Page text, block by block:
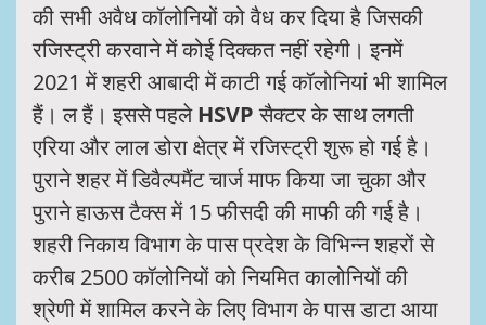
की सभी अवैध कॉलोनियों को वैध कर दिया है जिसकी
रजिस्ट्री करवाने में कोई दिक्कत नहीं रहेगी। इनमें
2021 में शहरी आबादी में काटी गई कॉलोनियां भी शामिल
हैं। ल हैं। इससे पहलेHSVPसैक्टर के साथ लगती
एरिया और लाल डोरा क्षेत्र में रजिस्ट्री शुरू हो गई है।
पुराने शहर में डिवैल्पमैंट चार्ज माफ किया जा चुका और
पुराने हाऊस टैक्स में 15 फीसदी की माफी की गई है।
शहरी निकाय विभाग के पास प्रदेश के विभिन्न शहरों से
करीब 2500 कॉलोनियों को नियमित कालोनियों की
श्रेणी में शामिल करने के लिए विभाग के पास डाटा आया